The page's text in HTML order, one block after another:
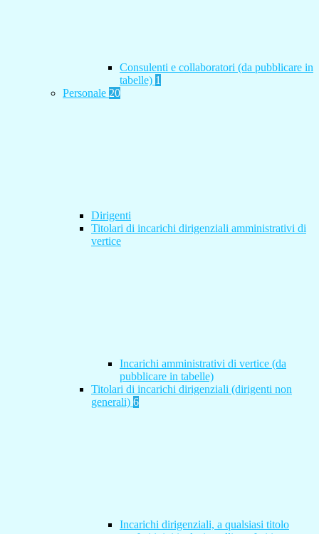
Consulenti e collaboratori (da pubblicare in
tabelle) 1
Personale 20
Dirigenti
Titolari di incarichi dirigenziali amministrativi di
vertice
Incarichi amministrativi di vertice (da
pubblicare in tabelle)
Titolari di incarichi dirigenziali (dirigenti non
generali) 6
Incarichi dirigenziali, a qualsiasi titolo